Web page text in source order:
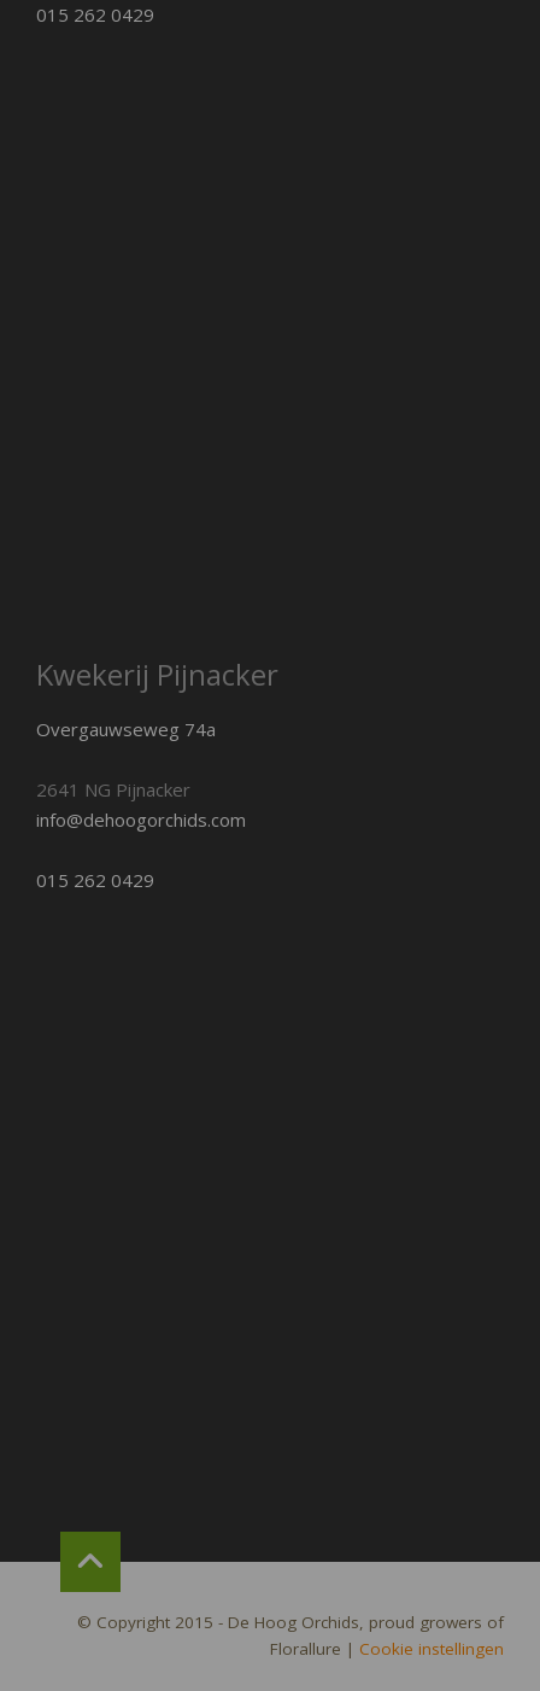
015 262 0429
Kwekerij Pijnacker
Overgauwseweg 74a
2641 NG Pijnacker
info@dehoogorchids.com
015 262 0429
© Copyright 2015 - De Hoog Orchids, proud growers of
Florallure | Cookie instellingen